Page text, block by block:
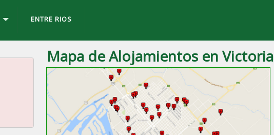
ENTRE RIOS
Mapa de Alojamientos en Victoria